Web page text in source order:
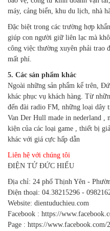
máy, cảng biển, khu du lịch, nhà
Đặc biệt trong các trường hợp
giúp con người giữ liên lạc mà
công việc thường xuyên phải trao
mất phí.
5. Các sản phẩm khác
Ngoài những sản phẩm kể trên,
khác phục vụ khách hàng. Từ
đến đài radio FM, những loại dây
Van Der Hull made in nederland
kiện của các loại game , thiết bị
khác với giá cực hấp dẫn
Liên hệ với chúng tôi
ĐIỆN TỬ ĐỨC HIẾU
Địa chỉ: 24 phố Thịnh Yên -
Điện thoại: 04.38215296 -
Website: dientuduchieu.com
Facebook : https://
Page : https://www.facebook.com/